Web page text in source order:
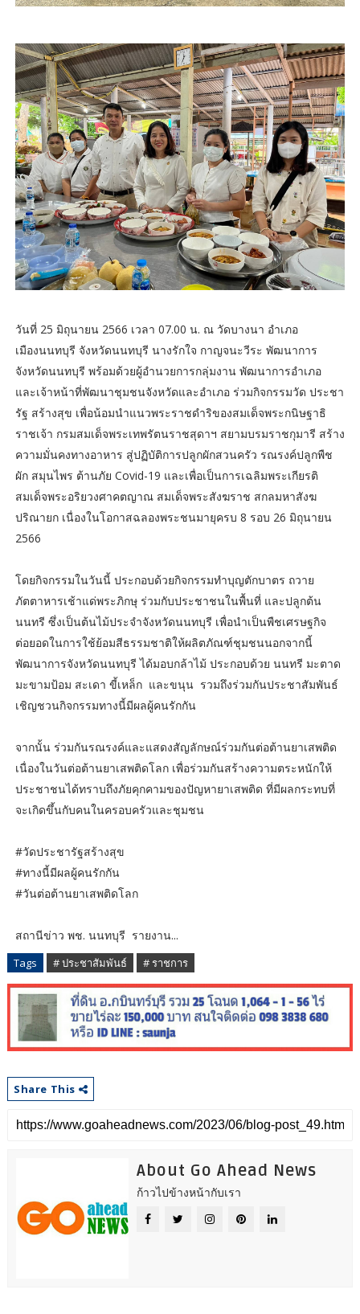
วันที่ 25 มิถุนายน 2566 เวลา 07.00 น. ณ วัดบางนา อำเภอ
เมืองนนทบุรี จังหวัดนนทบุรี นางรักใจ กาญจนะวีระ พัฒนาการ
จังหวัดนนทบุรี พร้อมด้วยผู้อำนวยการกลุ่มงาน พัฒนาการอำเภอ
และเจ้าหน้าที่พัฒนาชุมชนจังหวัดและอำเภอ ร่วมกิจกรรมวัด ประชา
รัฐ สร้างสุข เพื่อน้อมนำแนวพระราชดำริของสมเด็จพระกนิษฐาธิ
ราชเจ้า กรมสมเด็จพระเทพรัตนราชสุดาฯ สยามบรมราชกุมารี สร้าง
ความมั่นคงทางอาหาร สู่ปฏิบัติการปลูกผักสวนครัว รณรงค์ปลูกพืช
ผัก สมุนไพร ต้านภัย Covid-19 และเพื่อเป็นการเฉลิมพระเกียรติ
สมเด็จพระอริยวงศาคตญาณ สมเด็จพระสังฆราช สกลมหาสังฆ
ปริณายก เนื่องในโอกาสฉลองพระชนมายุครบ 8 รอบ 26 มิถุนายน
2566
โดยกิจกรรมในวันนี้ ประกอบด้วยกิจกรรมทำบุญตักบาตร ถวาย
ภัตตาหารเช้าแด่พระภิกษุ ร่วมกับประชาชนในพื้นที่ และปลูกต้น
นนทรี ซึ่งเป็นต้นไม้ประจำจังหวัดนนทบุรี เพื่อนำเป็นพืชเศรษฐกิจ
ต่อยอดในการใช้ย้อมสีธรรมชาติให้ผลิตภัณฑ์ชุมชนนอกจากนี้
พัฒนาการจังหวัดนนทบุรี ได้มอบกล้าไม้ ประกอบด้วย นนทรี มะตาด
มะขามป้อม สะเดา ขี้เหล็ก และขนุน รวมถึงร่วมกันประชาสัมพันธ์
เชิญชวนกิจกรรมทางนี้มีผลผู้คนรักกัน
จากนั้น ร่วมกันรณรงค์และแสดงสัญลักษณ์ร่วมกันต่อต้านยาเสพติด
เนื่องในวันต่อต้านยาเสพติดโลก เพื่อร่วมกันสร้างความตระหนักให้
ประชาชนได้ทราบถึงภัยคุกคามของปัญหายาเสพติด ที่มีผลกระทบที่
จะเกิดขึ้นกับคนในครอบครัวและชุมชน
#วัดประชารัฐสร้างสุข
#ทางนี้มีผลผู้คนรักกัน
#วันต่อต้านยาเสพติดโลก
สถานีข่าว พช. นนทบุรี รายงาน...
Tags # ประชาสัมพันธ์ # ราชการ
Share This
About Go Ahead News
ก้าวไปข้างหน้ากับเรา